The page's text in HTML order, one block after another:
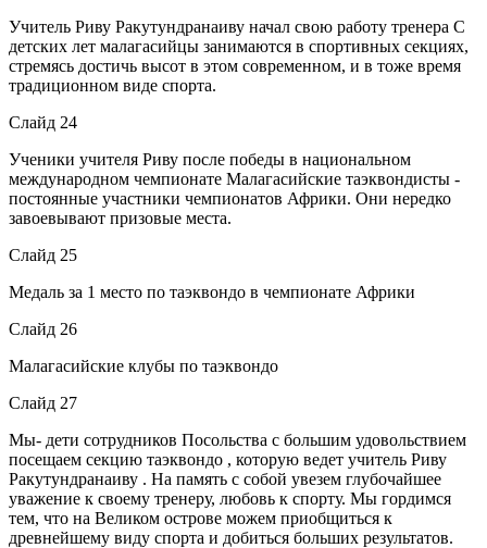
Учитель Риву Ракутундранаиву начал свою работу тренера С
детских лет малагасийцы занимаются в спортивных секциях,
стремясь достичь высот в этом современном, и в тоже время
традиционном виде спорта.
Слайд 24
Ученики учителя Риву после победы в национальном
международном чемпионате Малагасийские таэквондисты -
постоянные участники чемпионатов Африки. Они нередко
завоевывают призовые места.
Слайд 25
Медаль за 1 место по таэквондо в чемпионате Африки
Слайд 26
Малагасийские клубы по таэквондо
Слайд 27
Мы- дети сотрудников Посольства с большим удовольствием
посещаем секцию таэквондо , которую ведет учитель Риву
Ракутундранаиву . На память с собой увезем глубочайшее
уважение к своему тренеру, любовь к спорту. Мы гордимся
тем, что на Великом острове можем приобщиться к
древнейшему виду спорта и добиться больших результатов.